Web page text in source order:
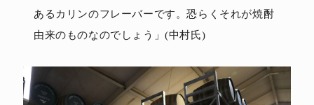
あるカリンのフレーバーです。恐らくそれが焼酎
由来のものなのでしょう」(中村氏)